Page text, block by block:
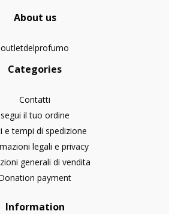
About us
outletdelprofumo
Categories
Contatti
segui il tuo ordine
e tempi di spedizione
legali e privacy
generali di vendita
payment
Information